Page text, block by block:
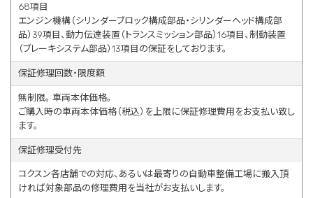
68項目
エンジン機構（シリンダーブロック構成部品・シリンダーヘッド構成部
品）39項目、動力伝達装置（トランスミッション部品）16項目、制動装置
（ブレーキシステム部品）13項目の保証をしております。
保証修理回数・限度額
無制限。 車両本体価格。
ご購入時の車両本体価格（税込）を上限に保証修理費用をお支払い致し
ます。
保証修理受付先
コクスン各店舗での対応、あるいは最寄りの自動車整備工場に搬入頂
ければ対象部品の修理費用を当社がお支払いします。